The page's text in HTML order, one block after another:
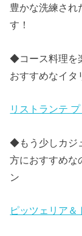
豊かな洗練され
す！
◆コース料理を
おすすめなイタ
リストランテ
◆もう少しカジ
方におすすめな
ン
ピッツェリア